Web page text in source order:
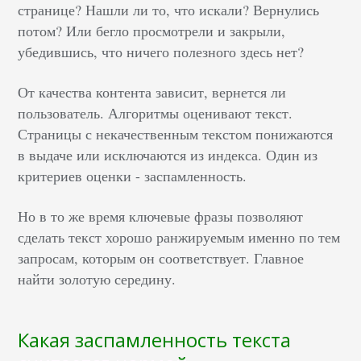
странице? Нашли ли то, что искали? Вернулись
потом? Или бегло просмотрели и закрыли,
убедившись, что ничего полезного здесь нет?
От качества контента зависит, вернется ли
пользователь. Алгоритмы оценивают текст.
Страницы с некачественным текстом понижаются
в выдаче или исключаются из индекса. Один из
критериев оценки - заспамленность.
Но в то же время ключевые фразы позволяют
сделать текст хорошо ранжируемым именно по тем
запросам, которым он соответствует. Главное
найти золотую середину.
Какая заспамленность текста